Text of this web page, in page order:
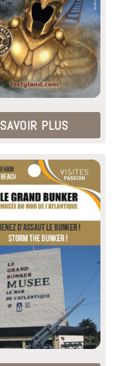
SAVOIR PLUS